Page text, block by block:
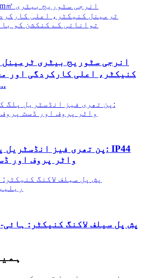
کنیکٹر، اعلی کارکردگی اور
بااختیار
واٹر پروف اور